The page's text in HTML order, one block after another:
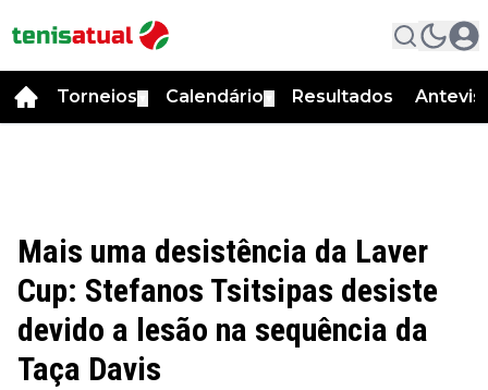
Torneios Calendário Resultados
Mais uma desistência da Laver
Cup: Stefanos Tsitsipas desiste
devido a lesão na sequência da
Taça Davis